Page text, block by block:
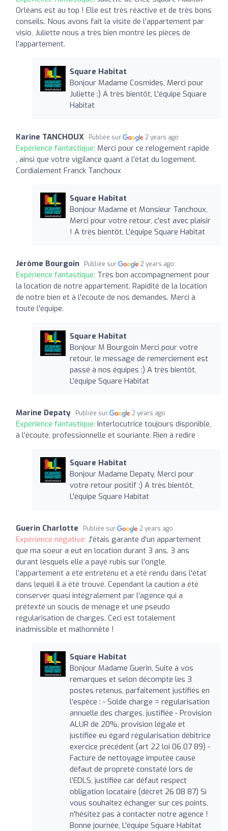
Orléans est au top ! Elle est très réactive et de très bons
conseils. Nous avons fait la visite de l'appartement par
visio, Juliette nous a très bien montré les pièces de
l'appartement.
Square Habitat
Bonjour Madame Cosmides, Merci pour
Juliette :) A très bientôt, L'équipe Square
Habitat
Karine TANCHOUX Publiée sur 2 years ago
Expérience fantastique: Merci pour ce relogement rapide
, ainsi que votre vigilance quant à l'état du logement.
Cordialement Franck Tanchoux
Square Habitat
Bonjour Madame et Monsieur Tanchoux,
Merci pour votre retour, c'est avec plaisir
! A très bientôt, L'équipe Square Habitat
Jérôme Bourgoin Publiée sur 2 years ago
Expérience fantastique: Très bon accompagnement pour
la location de notre appartement. Rapidité de la location
de notre bien et à l'écoute de nos demandes. Merci à
toute l'équipe.
Square Habitat
Bonjour M Bourgoin Merci pour votre
retour, le message de remerciement est
passé à nos équipes :) A très bientôt,
L'équipe Square Habitat
Marine Depaty Publiée sur 2 years ago
Expérience fantastique: Interlocutrice toujours disponible,
à l’écoute, professionnelle et souriante. Rien à redire
Square Habitat
Bonjour Madame Depaty, Merci pour
votre retour positif :) A très bientôt,
L'équipe Square Habitat
Guerin Charlotte Publiée sur 2 years ago
Expérience négative: J'étais garante d'un appartement
que ma soeur a eut en location durant 3 ans. 3 ans
durant lesquels elle a payé rubis sur l'ongle,
l'appartement a été entretenu et a été rendu dans l'état
dans lequel il a été trouvé. Cependant la caution a été
conserver quasi intégralement par l'agence qui a
prétexté un soucis de ménage et une pseudo
régularisation de charges. Ceci est totalement
inadmissible et malhonnête !
Square Habitat
Bonjour Madame Guerin, Suite à vos
remarques et selon décompte les 3
postes retenus, parfaitement justifiés en
l’espèce : - Solde charge = régularisation
annuelle des charges, justifiée - Provision
ALUR de 20%, provision légale et
justifiée eu égard régularisation débitrice
exercice précédent (art 22 loi 06 07 89) -
Facture de nettoyage imputée cause
défaut de propreté constaté lors de
l’EDLS, justifiée car défaut respect
obligation locataire (décret 26 08 87) Si
vous souhaitez échanger sur ces points,
n'hésitez pas à contacter notre agence !
Bonne journée, L'équipe Square Habitat